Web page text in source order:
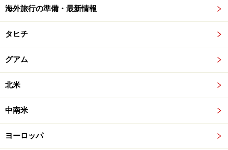
海外旅行の準備・最新情報
タヒチ
グアム
北米
中南米
ヨーロッパ